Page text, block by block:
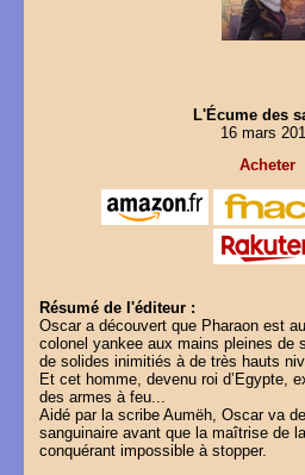
L'Écume des
16 mars
Acheter
Résumé de l'éditeur :
Oscar a découvert que Pharaon est
colonel yankee aux mains pleines de
de solides inimitiés à de très hauts
Et cet homme, devenu roi d’Egypte,
des armes à feu...
Aidé par la scribe Aumëh, Oscar va
sanguinaire avant que la maîtrise de
conquérant impossible à stopper.